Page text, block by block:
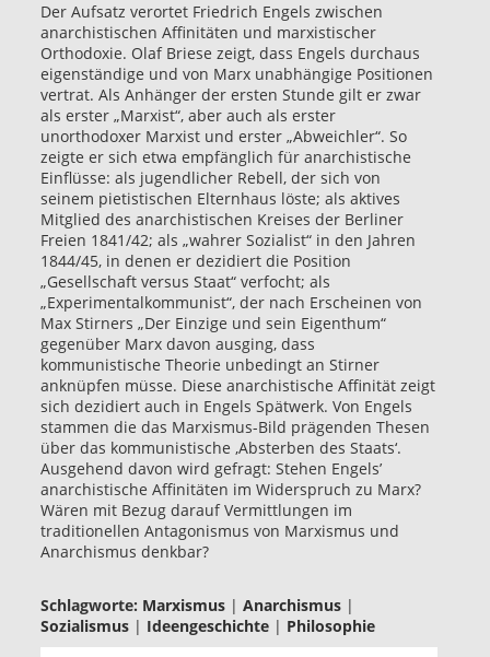
Der Aufsatz verortet Friedrich Engels zwischen
anarchistischen Affinitäten und marxistischer
Orthodoxie. Olaf Briese zeigt, dass Engels durchaus
eigenständige und von Marx unabhängige Positionen
vertrat. Als Anhänger der ersten Stunde gilt er zwar
als erster „Marxist“, aber auch als erster
unorthodoxer Marxist und erster „Abweichler“. So
zeigte er sich etwa empfänglich für anarchistische
Einflüsse: als jugendlicher Rebell, der sich von
seinem pietistischen Elternhaus löste; als aktives
Mitglied des anarchistischen Kreises der Berliner
Freien 1841/42; als „wahrer Sozialist“ in den Jahren
1844/45, in denen er dezidiert die Position
„Gesellschaft versus Staat“ verfocht; als
„Experimentalkommunist“, der nach Erscheinen von
Max Stirners „Der Einzige und sein Eigenthum“
gegenüber Marx davon ausging, dass
kommunistische Theorie unbedingt an Stirner
anknüpfen müsse. Diese anarchistische Affinität zeigt
sich dezidiert auch in Engels Spätwerk. Von Engels
stammen die das Marxismus-Bild prägenden Thesen
über das kommunistische ‚Absterben des Staats‘.
Ausgehend davon wird gefragt: Stehen Engels’
anarchistische Affinitäten im Widerspruch zu Marx?
Wären mit Bezug darauf Vermittlungen im
traditionellen Antagonismus von Marxismus und
Anarchismus denkbar?
Schlagworte: Marxismus | Anarchismus |
Sozialismus | Ideengeschichte | Philosophie